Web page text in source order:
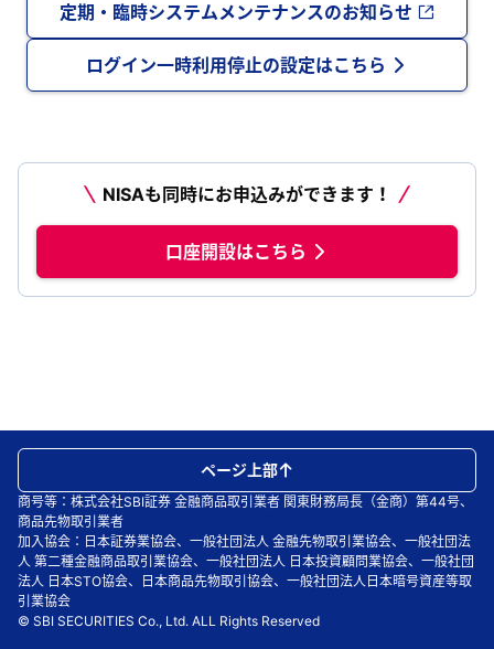
定期・臨時システムメンテナンスのお知らせ
ログイン一時利用停止の設定はこちら
NISAも同時にお申込みができます！
口座開設はこちら
商号等：株式会社SBI証券 金融商品取引業者 関東財務局長（金商）第44号、
商品先物取引業者
加入協会：日本証券業協会、一般社団法人 金融先物取引業協会、一般社団法
人 第二種金融商品取引業協会、一般社団法人 日本投資顧問業協会、一般社団
法人 日本STO協会、日本商品先物取引協会、一般社団法人日本暗号資産等取
引業協会
© SBI SECURITIES Co., Ltd. ALL Rights Reserved
ページ上部